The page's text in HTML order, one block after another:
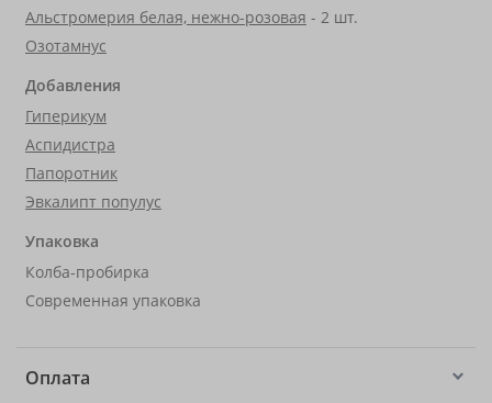
Альстромерия белая, нежно-розовая - 2 шт.
Озотамнус
Добавления
Гиперикум
Аспидистра
Папоротник
Эвкалипт популус
Упаковка
Колба-пробирка
Современная упаковка
Оплата